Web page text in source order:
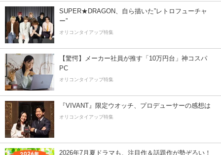
SUPER★DRAGON、自ら描いた”レトロフューチャ
ー”
オリコンタイアップ特集
【驚愕】メーカー社員が推す「10万円台」神コスパ
PC
オリコンタイアップ特集
『VIVANT』限定ウオッチ、プロデューサーの感想は
オリコンタイアップ特集
2026年7月夏ドラマも、注目作＆話題作が勢ぞろい！